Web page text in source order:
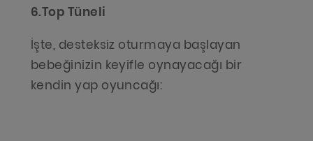
6.Top Tüneli
İşte, desteksiz oturmaya başlayan
bebeğinizin keyifle oynayacağı bir
kendin yap oyuncağı: